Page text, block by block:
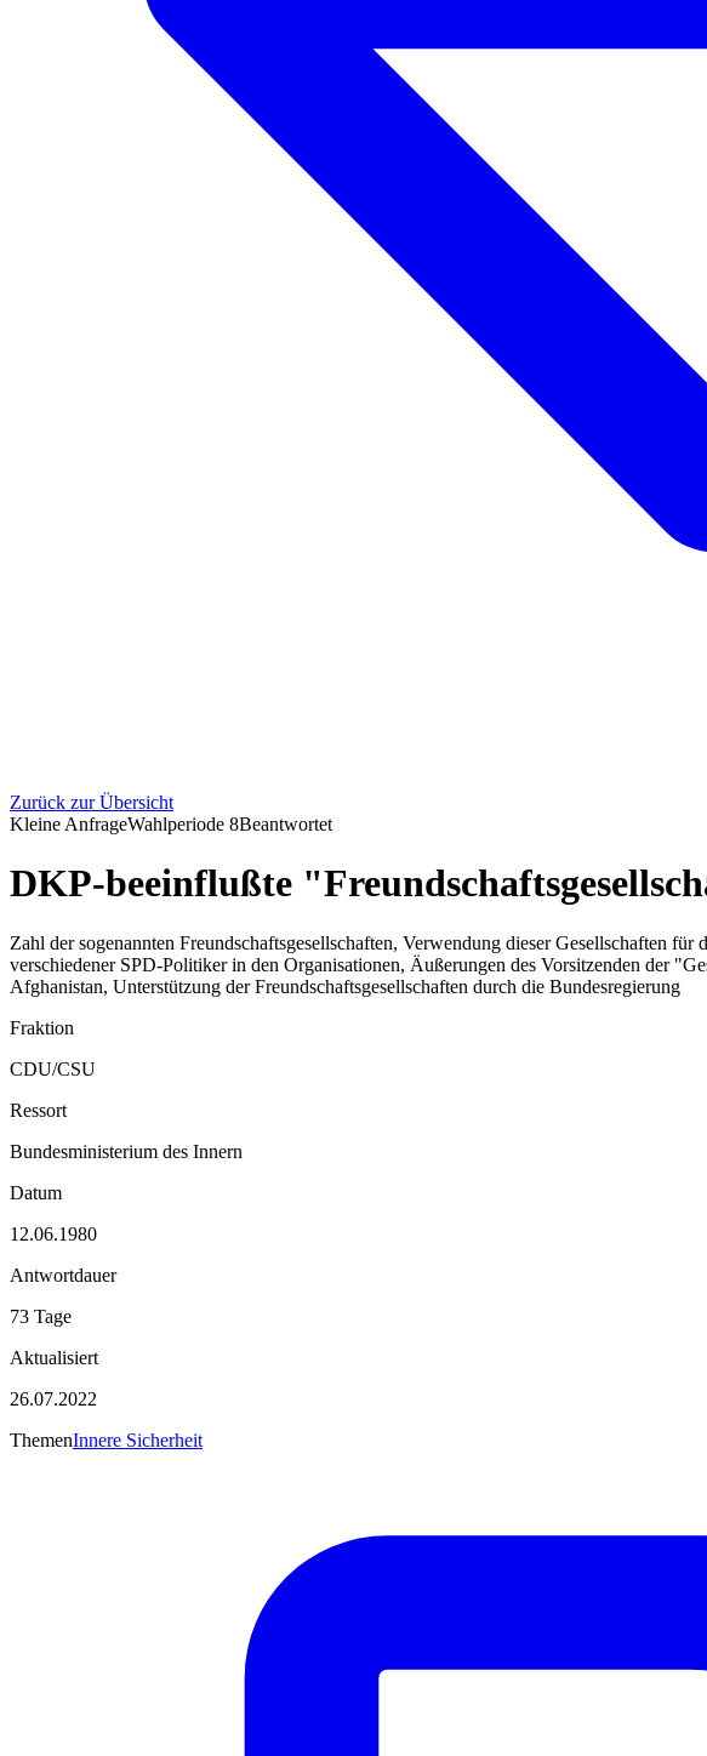
Zurück zur Übersicht
Kleine AnfrageWahlperiode 8Beantwortet
DKP-beeinflußte
Zahl der sogenannten Freundschaftsgesellschaften, Verwendung dieser Gesellschaften
verschiedener SPD-Politiker in den Organisationen, Äußerungen des Vorsitzenden der
Afghanistan, Unterstützung der Freundschaftsgesellschaften durch die Bundesregierung
Fraktion
CDU/CSU
Ressort
Bundesministerium des Innern
Datum
12.06.1980
Antwortdauer
73 Tage
Aktualisiert
26.07.2022
ThemenInnere Sicherheit